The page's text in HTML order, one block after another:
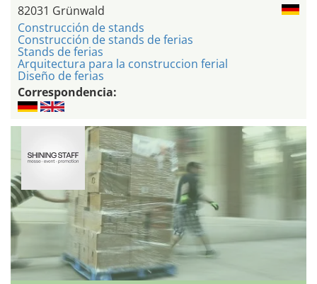
82031 Grünwald
Construcción de stands
Construcción de stands de ferias
Stands de ferias
Arquitectura para la construccion ferial
Diseño de ferias
Correspondencia: